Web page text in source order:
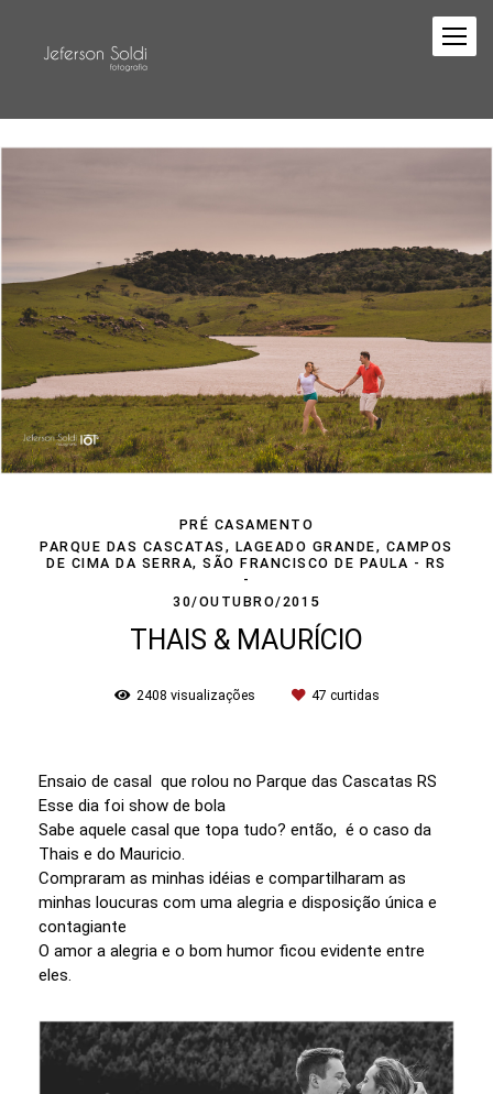
PRÉ CASAMENTO
PARQUE DAS CASCATAS, LAGEADO GRANDE, CAMPOS
DE CIMA DA SERRA, SÃO FRANCISCO DE PAULA - RS
30/OUTUBRO/2015
THAIS & MAURÍCIO
2408 visualizações 47 curtidas
Ensaio de casal que rolou no Parque das Cascatas RS
Esse dia foi show de bola
Sabe aquele casal que topa tudo? então, é o caso da
Thais e do Mauricio.
Compraram as minhas idéias e compartilharam as
minhas loucuras com uma alegria e disposição única e
contagiante
O amor a alegria e o bom humor ficou evidente entre
eles.